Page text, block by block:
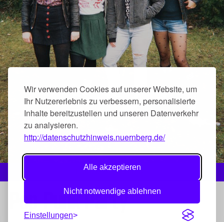
Wir verwenden Cookies auf unserer Website, um
Ihr Nutzererlebnis zu verbessern, personalisierte
Inhalte bereitzustellen und unseren Datenverkehr
zu analysieren.
http://datenschutzhinweis.nuernberg.de/
Alle akzeptieren
Nicht notwendige ablehnen
Einstellungen
Foto: Matias Munoz
Pop-Punk-Party